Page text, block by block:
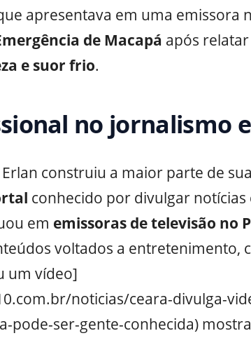
apresentava em uma emissora
de Macapá após relatar
e suor frio.
no jornalismo
construiu a maior parte de
conhecido por divulgar notícias
em emissoras de televisão no
voltados a entretenimento,
um vídeo]
noticias/ceara-divulga-
pode-ser-gente-conhecida)